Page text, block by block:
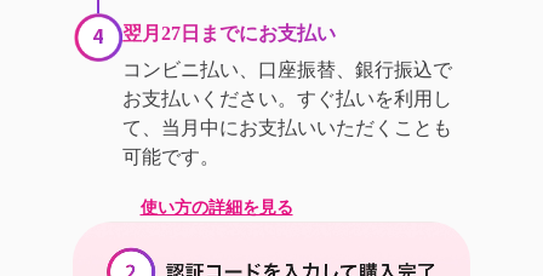
4
翌月27日までにお支払い
コンビニ払い、口座振替、銀行振込で
お支払いください。すぐ払いを利用し
て、当月中にお支払いいただくことも
可能です。
使い方の詳細を見る